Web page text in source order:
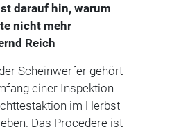
darauf hin, warum
nicht mehr
Reich
Scheinwerfer gehört
einer Inspektion
im Herbst
Das Procedere ist